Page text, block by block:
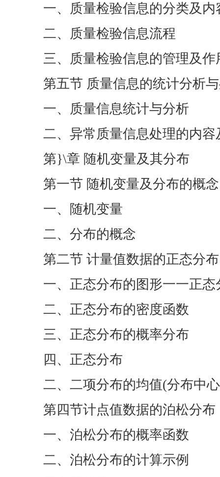
一、质量检验信息的分类及内
二、质量检验信息流程
三、质量检验信息的管理及作
第五节 质量信息的统计分析
一、质量信息统计与分析
二、异常质量信息处理的内
第}\章 随机变量及其分布
第一节 随机变量及分布的概念
一、随机变量
二、分布的概念
第二节 计量值数据的正态分布
一、正态分布的图形一一正态
二、正态分布的密度函数
三、正态分布的概率分布
四、正态分布
二、二项分布的均值(分布中
第四节计点值数据的泊松分布
一、泊松分布的概率函数
二、泊松分布的计算示例